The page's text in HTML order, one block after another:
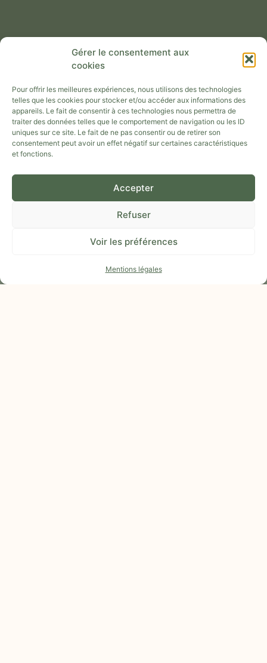
Gérer le consentement aux
cookies
Pour offrir les meilleures expériences, nous utilisons des technologies
telles que les cookies pour stocker et/ou accéder aux informations des
appareils. Le fait de consentir à ces technologies nous permettra de
traiter des données telles que le comportement de navigation ou les ID
uniques sur ce site. Le fait de ne pas consentir ou de retirer son
consentement peut avoir un effet négatif sur certaines caractéristiques
et fonctions.
Accepter
Refuser
Voir les préférences
Mentions légales
NOUS SOMMES UNE ASSOCIATION À BUT NON LUCRATIF QUI A
POUR OBJET PRINCIPAL DE CRÉER ET PROMOUVOIR DES OUTILS
ET DES PROJETS PÉDAGOGIQUES DANS LE DOMAINE DE
L’AGRICULTURE, LA NATURE, L’ALIMENTATION.
NUMÉRO SIRET : 934 068 198 00019
EMAIL :TERRATTITUDE@GMAIL.COM
04 66 51 06 43/07 85 92 10 77
TÉLÉCHARGER NOTRE APPLI